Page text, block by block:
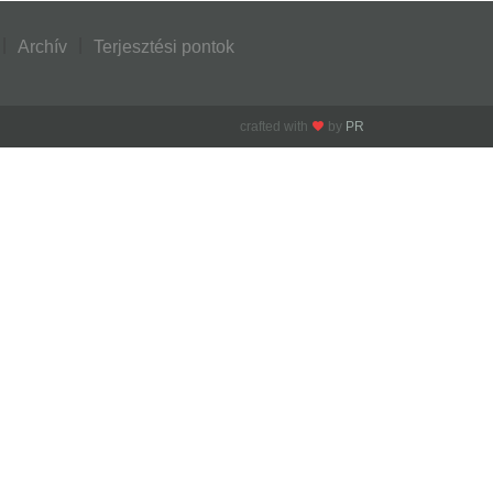
Archív Terjesztési pontok
crafted with by PR